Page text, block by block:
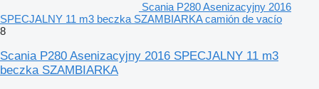
Scania P280 Asenizacyjny 2016
SPECJALNY 11 m3 beczka SZAMBIARKA camión de vacío
8
Scania P280 Asenizacyjny 2016 SPECJALNY 11 m3
beczka SZAMBIARKA